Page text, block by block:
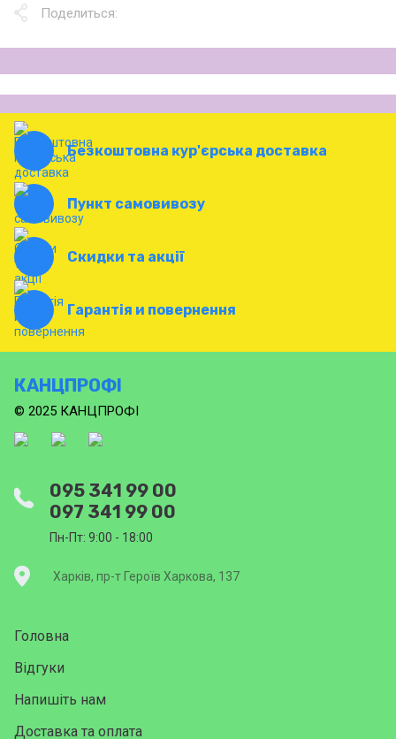
Поделиться:
Безкоштовна кур'єрська доставка
Пункт самовивозу
Скидки та акції
Гарантія и повернення
КАНЦПРОФІ
© 2025 КАНЦПРОФІ
095 341 99 00
097 341 99 00
Пн-Пт: 9:00 - 18:00
Харків, пр-т Героїв Харкова, 137
Головна
Відгуки
Напишіть нам
Доставка та оплата